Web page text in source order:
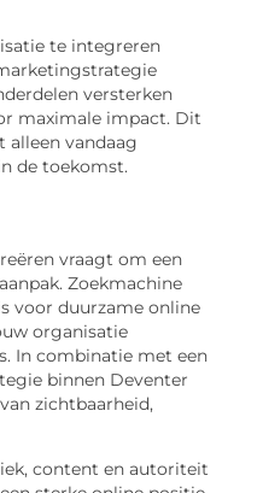
te integreren
versterken
maximale impact. Dit
vandaag
de toekomst.
vraagt om een
Zoekmachine
voor duurzame online
organisatie
In combinatie met een
binnen Deventer
zichtbaarheid,
content en autoriteit